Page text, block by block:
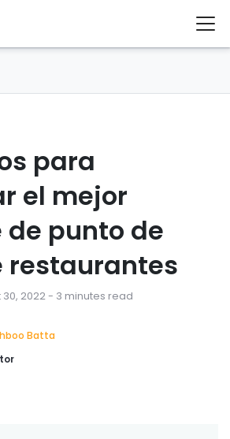
para
el mejor
punto de
restaurantes
30, 2022 - 3 minutes read
Batta